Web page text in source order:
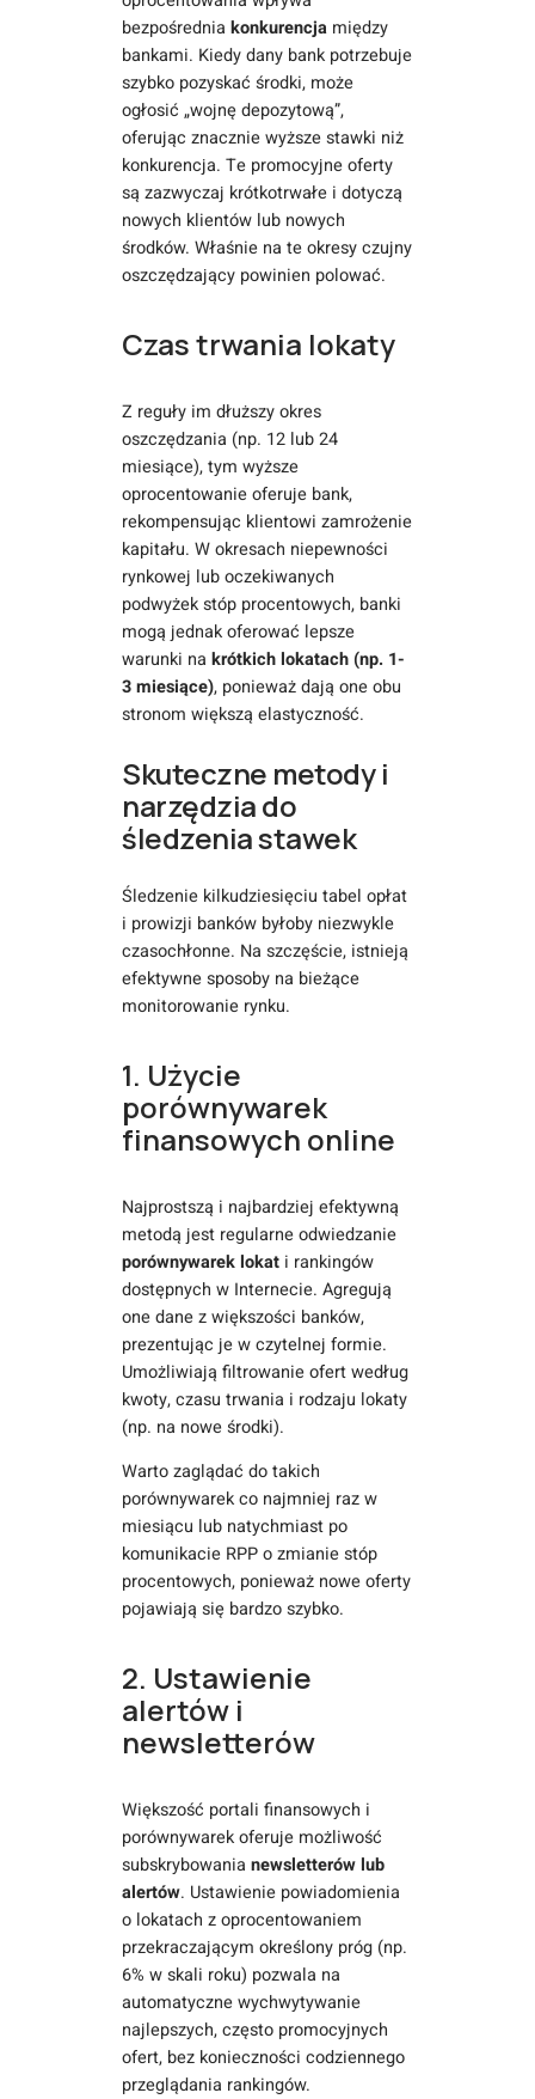
bezpośredniakonkurencja między
bankami. Kiedy dany bank potrzebuje
szybko pozyskać środki, może
ogłosić „wojnę depozytową”,
oferując znacznie wyższe stawki niż
konkurencja. Te promocyjne oferty
są zazwyczaj krótkotrwałe i dotyczą
nowych klientów lub nowych
środków. Właśnie na te okresy czujny
oszczędzający powinien polować.
Czas trwania lokaty
Z reguły im dłuższy okres
oszczędzania (np. 12 lub 24
miesiące), tym wyższe
oprocentowanie oferuje bank,
rekompensując klientowi zamrożenie
kapitału. W okresach niepewności
rynkowej lub oczekiwanych
podwyżek stóp procentowych, banki
mogą jednak oferować lepsze
warunki nakrótkich lokatach (np. 1-
3 miesiące), ponieważ dają one obu
stronom większą elastyczność.
Skuteczne metody i
narzędzia do
śledzenia stawek
Śledzenie kilkudziesięciu tabel opłat
i prowizji banków byłoby niezwykle
czasochłonne. Na szczęście, istnieją
efektywne sposoby na bieżące
monitorowanie rynku.
1. Użycie
porównywarek
finansowych online
Najprostszą i najbardziej efektywną
metodą jest regularne odwiedzanie
porównywarek lokat i rankingów
dostępnych w Internecie. Agregują
one dane z większości banków,
prezentując je w czytelnej formie.
Umożliwiają filtrowanie ofert według
kwoty, czasu trwania i rodzaju lokaty
(np. na nowe środki).
Warto zaglądać do takich
porównywarek co najmniej raz w
miesiącu lub natychmiast po
komunikacie RPP o zmianie stóp
procentowych, ponieważ nowe oferty
pojawiają się bardzo szybko.
2. Ustawienie
alertów i
newsletterów
Większość portali finansowych i
porównywarek oferuje możliwość
subskrybowanianewsletterów lub
alertów. Ustawienie powiadomienia
o lokatach z oprocentowaniem
przekraczającym określony próg (np.
6% w skali roku) pozwala na
automatyczne wychwytywanie
najlepszych, często promocyjnych
ofert, bez konieczności codziennego
przeglądania rankingów.